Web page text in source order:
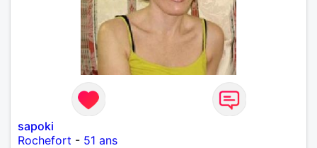
sapoki
Rochefort - 51 ans